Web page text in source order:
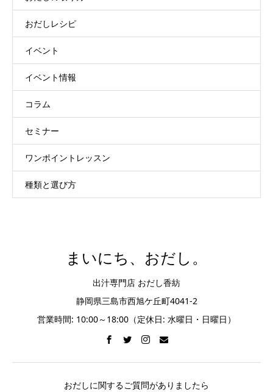
おだしレシピ
イベント
イベント情報
コラム
セミナー
ワンポイントレッスン
種類と選び方
まいにち、おだし。
出汁専門店 おだし香紡
静岡県三島市西旭ケ丘町4041-2
営業時間: 10:00～18:00（定休日: 水曜日・日曜日）
おだしに関するご質問がありましたら